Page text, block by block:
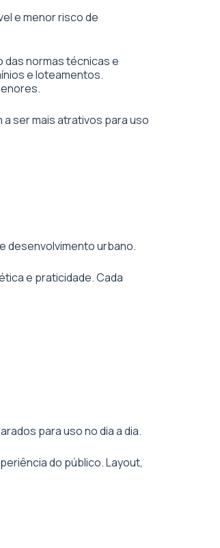
e menor risco de
das normas técnicas e
e loteamentos.
ser mais atrativos para uso
desenvolvimento urbano.
e praticidade. Cada
para uso no dia a dia.
do público. Layout,